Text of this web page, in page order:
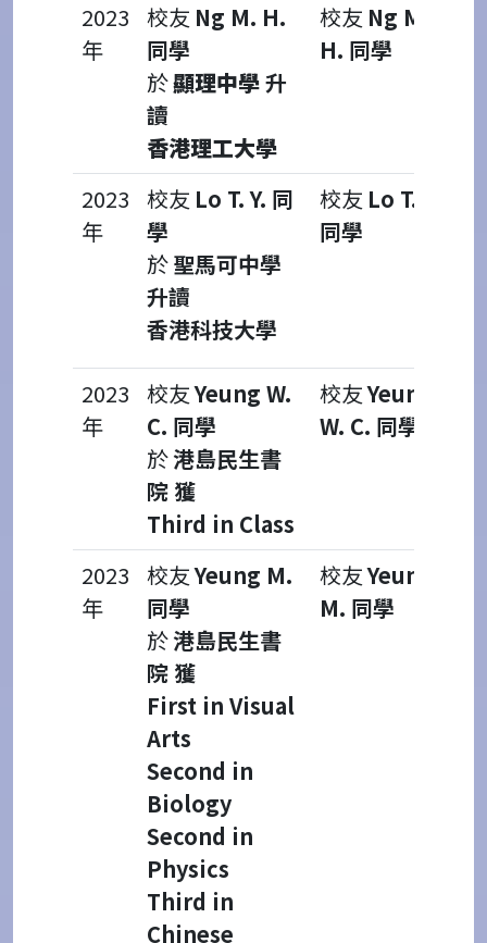
2023
年
校友 Ng M. H.
同學
於顯理中學升
讀
香港理工大學
校友 Ng M.
H. 同學
2023
年
校友 Lo T. Y. 同
學
於聖馬可中學
升讀
香港科技大學
校友 Lo T. Y.
同學
2023
年
校友Yeung W.
C. 同學
於港島民生書
院 獲
Third in Class
校友Yeung
W. C. 同學
2023
年
校友Yeung M.
同學
於港島民生書
院 獲
First in Visual
Arts
Second in
Biology
Second in
Physics
Third in
Chinese
校友Yeung
M. 同學